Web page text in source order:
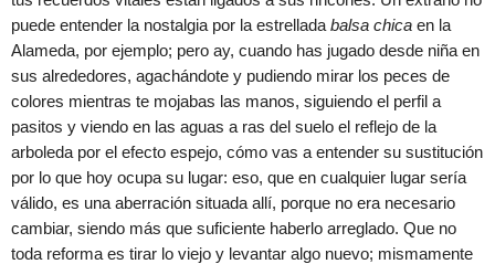
puede entender la nostalgia por la estrellada balsa chica en la
Alameda, por ejemplo; pero ay, cuando has jugado desde niña en
sus alrededores, agachándote y pudiendo mirar los peces de
colores mientras te mojabas las manos, siguiendo el perfil a
pasitos y viendo en las aguas a ras del suelo el reflejo de la
arboleda por el efecto espejo, cómo vas a entender su sustitución
por lo que hoy ocupa su lugar: eso, que en cualquier lugar sería
válido, es una aberración situada allí, porque no era necesario
cambiar, siendo más que suficiente haberlo arreglado. Que no
toda reforma es tirar lo viejo y levantar algo nuevo; mismamente